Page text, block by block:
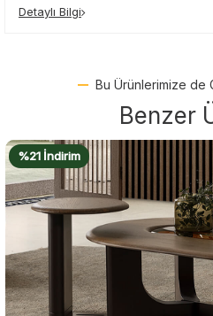
Detaylı Bilgi
Bu Ürünlerimize de
Benzer
%23 İndirim